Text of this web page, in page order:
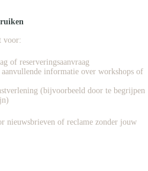
voor:
of reserveringsaanvraag
informatie over workshops of
(bijvoorbeeld door te begrijpen
nieuwsbrieven of reclame zonder jouw